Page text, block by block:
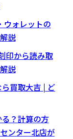
ウォレットの
説
印から読み取
説
ら買取大吉 | ど
？計算の方
ンター北店が